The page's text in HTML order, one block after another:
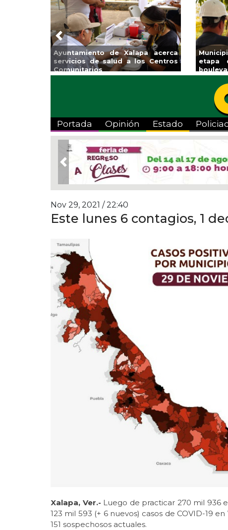
la
Zona
Invita Ayuntamiento de Veracruz
a Temporada de Artes “Escena
Viva”
Previous
Portada Opinión Estado
Previous
Nov 29, 2021 / 22:40
Este lunes 6 contagios, 1
Xalapa, Ver.- Luego de practicar 270 mil 936
123 mil 593 (+ 6 nuevos) casos de COVID-19
151 sospechosos actuales.